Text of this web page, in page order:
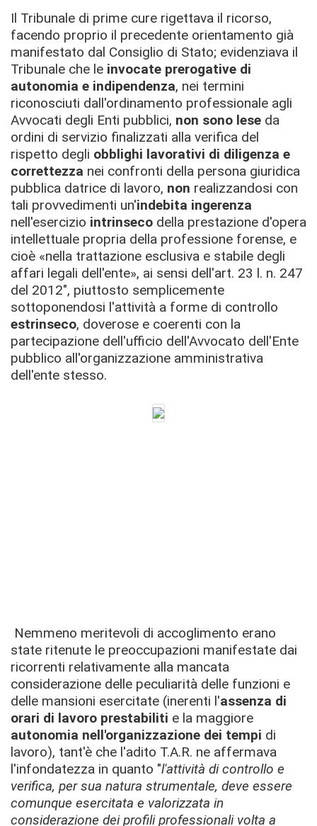
Il Tribunale di prime cure rigettava il ricorso,
facendo proprio il precedente orientamento già
manifestato dal Consiglio di Stato; evidenziava il
Tribunale che le invocate prerogative di
autonomia e indipendenza, nei termini
riconosciuti dall'ordinamento professionale agli
Avvocati degli Enti pubblici, non sono lese da
ordini di servizio finalizzati alla verifica del
rispetto degli obblighi lavorativi di diligenza e
correttezza nei confronti della persona giuridica
pubblica datrice di lavoro, non realizzandosi con
tali provvedimenti un'indebita ingerenza
nell'esercizio intrinseco della prestazione d'opera
intellettuale propria della professione forense, e
cioè «nella trattazione esclusiva e stabile degli
affari legali dell'ente», ai sensi dell'art. 23 l. n. 247
del 2012", piuttosto semplicemente
sottoponendosi l'attività a forme di controllo
estrinseco, doverose e coerenti con la
partecipazione dell'ufficio dell'Avvocato dell'Ente
pubblico all'organizzazione amministrativa
dell'ente stesso.
Nemmeno meritevoli di accoglimento erano
state ritenute le preoccupazioni manifestate dai
ricorrenti relativamente alla mancata
considerazione delle peculiarità delle funzioni e
delle mansioni esercitate (inerenti l'assenza di
orari di lavoro prestabiliti e la maggiore
autonomia nell'organizzazione dei tempi di
lavoro), tant'è che l'adito T.A.R. ne affermava
l'infondatezza in quanto "l'attività di controllo e
verifica, per sua natura strumentale, deve essere
comunque esercitata e valorizzata in
considerazione dei profili professionali volta a